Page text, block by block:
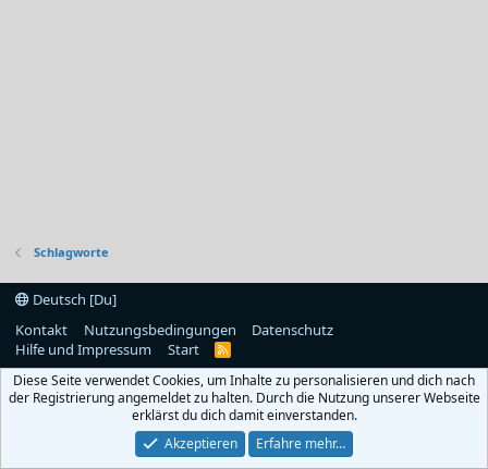
Schlagworte
Deutsch [Du]
Kontakt
Nutzungsbedingungen
Datenschutz
Hilfe und Impressum
Start
R
S
Diese Seite verwendet Cookies, um Inhalte zu personalisieren und dich nach
der Registrierung angemeldet zu halten. Durch die Nutzung unserer Webseite
erklärst du dich damit einverstanden.
Akzeptieren
Erfahre mehr…